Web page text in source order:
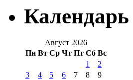
Календарь
Август 2026
Пн Вт Ср Чт Пт Сб Вс
1
2
3
4 5 6 7 8
9